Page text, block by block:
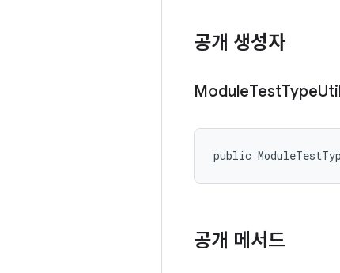
공개 생성자
ModuleTestType
public
공개 메서드